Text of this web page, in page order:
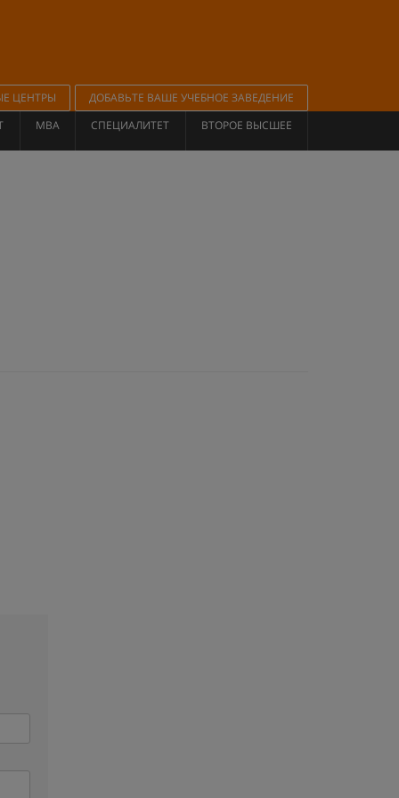
ЦЕНТРЫ
ДОБАВЬТЕ ВАШЕ УЧЕБНОЕ ЗАВЕДЕНИЕ
MBA СПЕЦИАЛИТЕТ ВТОРОЕ ВЫСШЕЕ